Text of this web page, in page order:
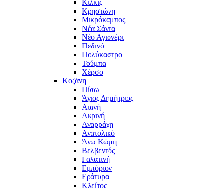
Κιλκίς
Κρηστώνη
Μικρόκαμπος
Νέα Σάντα
Νέο Αγιονέρι
Πεδινό
Πολύκαστρο
Τούμπα
Χέρσο
Κοζάνη
Πίσω
Άγιος Δημήτριος
Αιανή
Ακρινή
Αναρράχη
Ανατολικό
Άνω Κώμη
Βελβεντός
Γαλατινή
Εμπόριον
Εράτυρα
Κλείτος